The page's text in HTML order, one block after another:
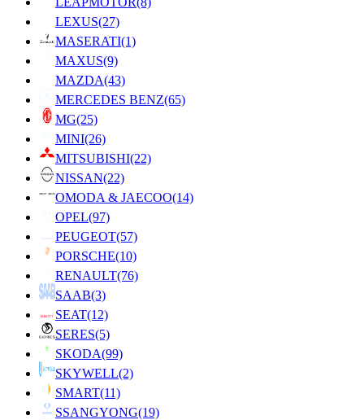
LEXUS(27)
MASERATI(1)
MAXUS(9)
MAZDA(43)
MERCEDES BENZ(65)
MG(25)
MINI(26)
MITSUBISHI(22)
NISSAN(22)
OMODA & JAECOO(14)
OPEL(97)
PEUGEOT(57)
PORSCHE(10)
RENAULT(76)
SAAB(3)
SEAT(12)
SERES(5)
SKODA(99)
SKYWELL(2)
SMART(11)
SSANGYONG(19)